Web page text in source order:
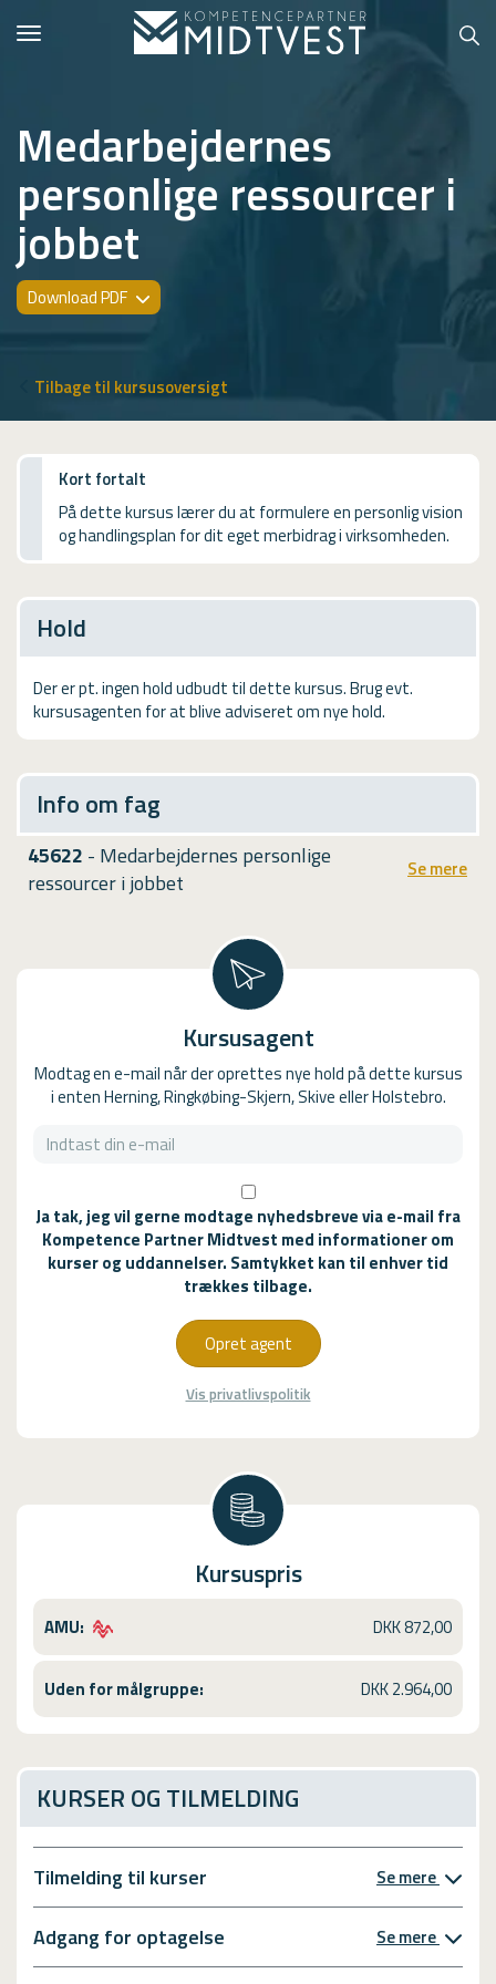
Hvem er vi?
Kontakt konsulent
Erhvervsuddannelser
Kursusoversigt
VUF
PCR
USMA
Videoguides
Medarbejdernes
personlige ressourcer i
jobbet
Download PDF
Tilbage til kursusoversigt
Kort fortalt
På dette kursus lærer du at formulere en personlig vision
og handlingsplan for dit eget merbidrag i virksomheden.
Hold
Der er pt. ingen hold udbudt til dette kursus. Brug evt.
kursusagenten for at blive adviseret om nye hold.
Info om fag
45622 - Medarbejdernes personlige
ressourcer i jobbet
Se mere
Kursusagent
Modtag en e-mail når der oprettes nye hold på dette kursus
i enten Herning, Ringkøbing-Skjern, Skive eller Holstebro.
Ja tak, jeg vil gerne modtage nyhedsbreve via e-mail fra
Kompetence Partner Midtvest med informationer om
kurser og uddannelser. Samtykket kan til enhver tid
trækkes tilbage.
Opret agent
Vis privatlivspolitik
Kursuspris
AMU: DKK 872,00
Uden for målgruppe: DKK 2.964,00
KURSER OG TILMELDING
Tilmelding til kurser Se mere
Adgang for optagelse Se mere